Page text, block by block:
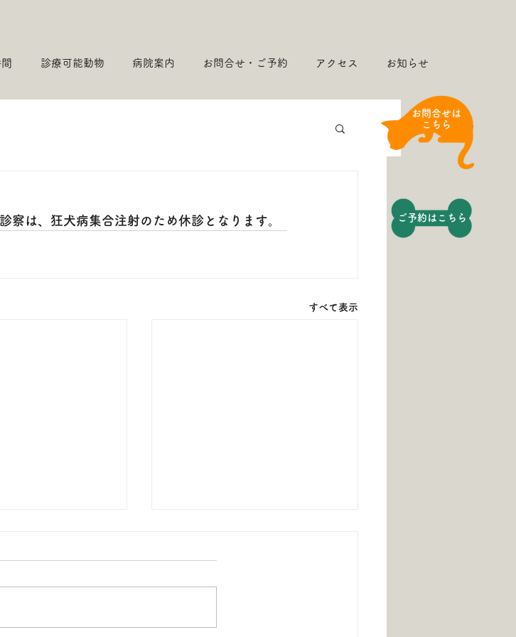
​お問合せは
こちら
​ご予約はこちら​
診療可能動物 病院案内 お問合せ・ご予約 アクセス お知らせ
察は、狂犬病集合注射のため休診となります。
すべて表示